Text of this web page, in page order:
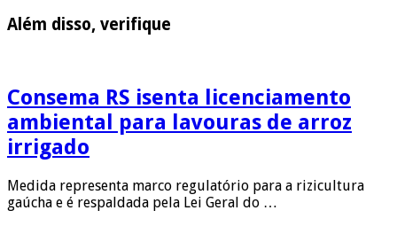
Além disso, verifique
Consema RS isenta licenciamento
ambiental para lavouras de arroz
irrigado
Medida representa marco regulatório para a rizicultura
gaúcha e é respaldada pela Lei Geral do …